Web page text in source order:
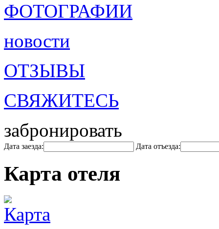
ФОТОГРАФИИ
новости
ОТЗЫВЫ
СВЯЖИТЕСЬ
забронировать
Дата заезда: Дата отъезда:
Карта отеля